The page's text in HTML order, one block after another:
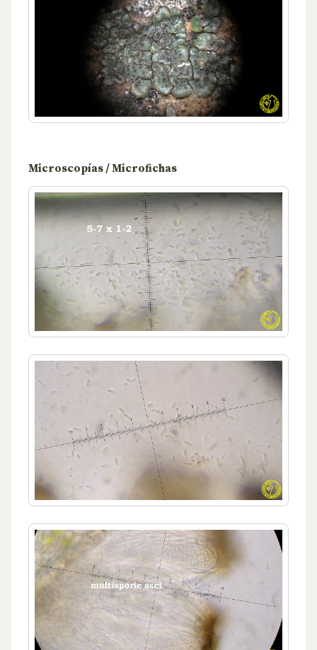
Microscopías / Microfichas